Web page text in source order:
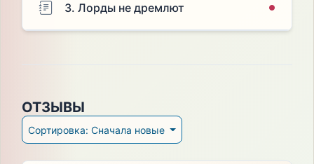
3. Лорды не дремлют
ОТЗЫВЫ
Сортировка: Сначала новые